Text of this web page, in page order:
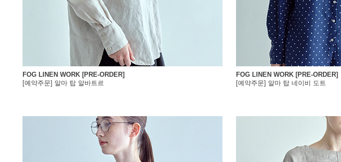
FOG LINEN WORK [PRE-ORDER]
[예약주문] 알마 탑 알바트르
FOG LINEN WORK [PRE-ORDER]
[예약주문] 알마 탑 네이비 도트